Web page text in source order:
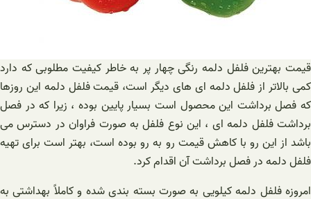
قیمت بهترین فلفل دلمه رنگی چهار پر به خاطر کیفیت مطلوبی که دارد
کمی بالاتر از فلفل دلمه ای های دیگر است، قیمت فلفل دلمه این روزها
که فصل برداشت این محصول است بسیار پایین بوده ، زیرا که در فصل
برداشت فلفل دلمه ای ، این نوع فلفل به صورت فراوان در دسترس می
باشد از این رو با کاهش قیمت رو به رو بوده است، بهتر است برای تهیه
فلفل دلمه در فصل برداشت آن اقدام کرد.
امروزه فلفل دلمه کیلویی به صورت بسته بندی شده و کاملاً بهداشتی به